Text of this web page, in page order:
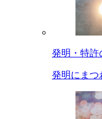
発明・特許
発明にまつ